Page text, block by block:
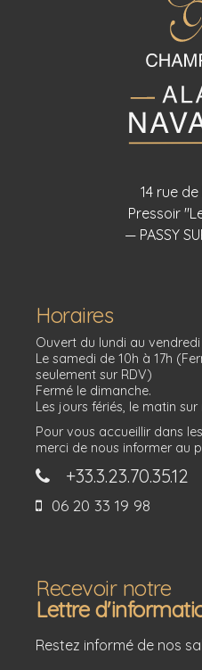
14 rue
Pressoir
— PASSY
Horaires
Ouvert du lundi au vendredi
Le samedi de 10h à 17h
seulement sur RDV)
Fermé le dimanche.
Les jours fériés, le matin
Pour vous accueillir dans
merci de nous informer au
+33.3.23.70.35.12
06 20 33 19 98
Recevoir notre
Lettre
Restez informé de nos